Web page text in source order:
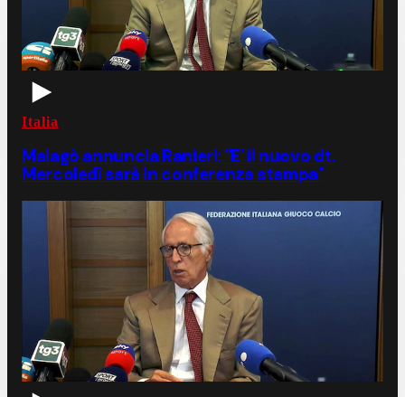
Italia
Malagò annuncia Ranieri: "E' il nuovo dt.
Mercoledì sarà in conferenza stampa"